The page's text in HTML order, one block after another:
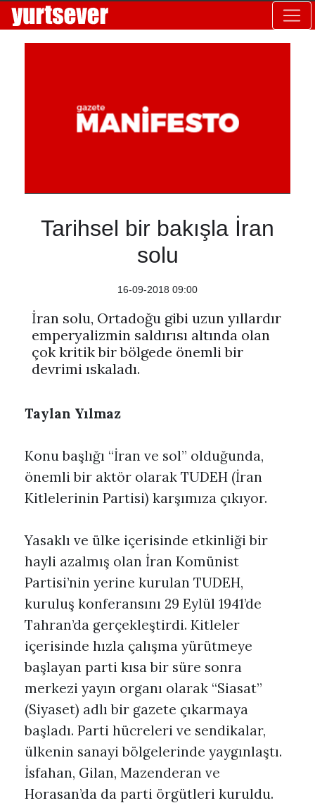
Tarihsel bir bakışla İran
solu
16-09-2018 09:00
İran solu, Ortadoğu gibi uzun yıllardır
emperyalizmin saldırısı altında olan
çok kritik bir bölgede önemli bir
devrimi ıskaladı.
Taylan Yılmaz
Konu başlığı “İran ve sol” olduğunda,
önemli bir aktör olarak TUDEH (İran
Kitlelerinin Partisi) karşımıza çıkıyor.
Yasaklı ve ülke içerisinde etkinliği bir
hayli azalmış olan İran Komünist
Partisi’nin yerine kurulan TUDEH,
kuruluş konferansını 29 Eylül 1941’de
Tahran’da gerçekleştirdi. Kitleler
içerisinde hızla çalışma yürütmeye
başlayan parti kısa bir süre sonra
merkezi yayın organı olarak “Siasat”
(Siyaset) adlı bir gazete çıkarmaya
başladı. Parti hücreleri ve sendikalar,
ülkenin sanayi bölgelerinde yaygınlaştı.
İsfahan, Gilan, Mazenderan ve
Horasan’da da parti örgütleri kuruldu.